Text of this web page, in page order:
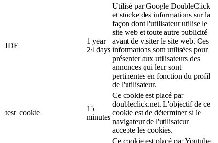
IDE
1 year
24 days
Utilisé par Google DoubleClick
et stocke des informations sur la
façon dont l'utilisateur utilise le
site web et toute autre publicité
avant de visiter le site web. Ces
informations sont utilisées pour
présenter aux utilisateurs des
annonces qui leur sont
pertinentes en fonction du profil
de l'utilisateur.
test_cookie
15
minutes
Ce cookie est placé par
doubleclick.net. L'objectif de ce
cookie est de déterminer si le
navigateur de l'utilisateur
accepte les cookies.
Ce cookie est placé par Youtube.